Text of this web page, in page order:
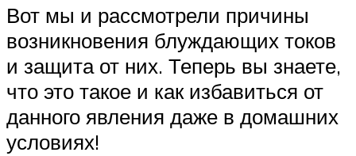
Вот мы и рассмотрели причины
возникновения блуждающих токов
и защита от них. Теперь вы знаете,
что это такое и как избавиться от
данного явления даже в домашних
условиях!